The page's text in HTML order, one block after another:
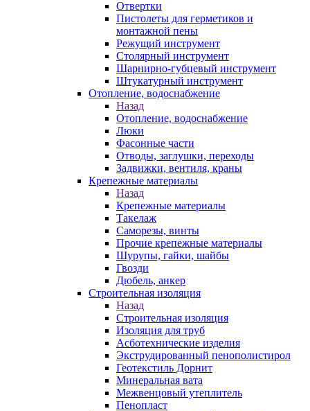
Отвертки
Пистолеты для герметиков и
монтажной пены
Режущий инструмент
Столярный инструмент
Шарнирно-губцевый инструмент
Штукатурный инструмент
Отопление, водоснабжение
Назад
Отопление, водоснабжение
Люки
Фасонные части
Отводы, заглушки, переходы
Задвижки, вентиля, краны
Крепежные материалы
Назад
Крепежные материалы
Такелаж
Саморезы, винты
Прочие крепежные материалы
Шурупы, гайки, шайбы
Гвозди
Дюбель, анкер
Строительная изоляция
Назад
Строительная изоляция
Изоляция для труб
Асботехнические изделия
Экструдированный пенополистирол
Геотекстиль Дорнит
Минеральная вата
Межвенцовый утеплитель
Пенопласт